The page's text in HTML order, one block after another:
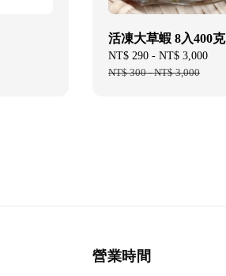
活凍大草蝦 8入400克
Sale
price
NT$ 290 - NT$ 3,000
NT$ 300-NT$ 3,000
營業時間